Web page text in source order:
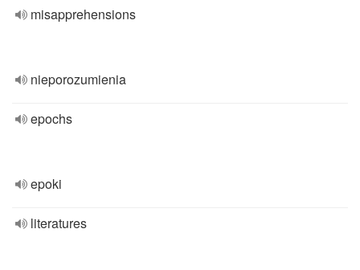
misapprehensions
nieporozumienia
epochs
epoki
literatures